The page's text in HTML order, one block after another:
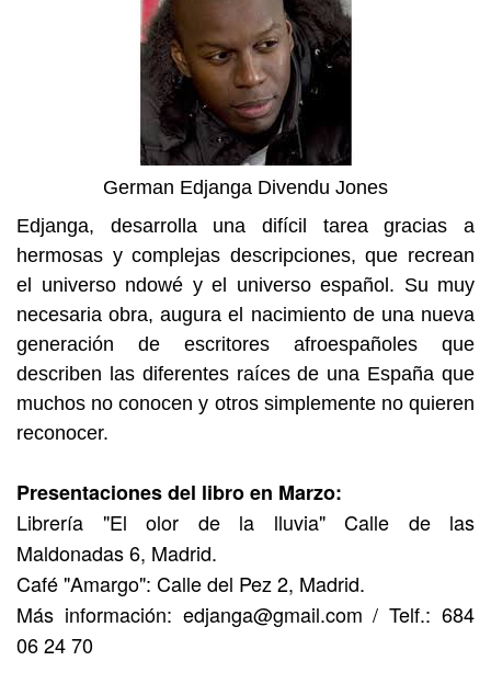
German Edjanga Divendu Jones
Edjanga, desarrolla una difícil tarea gracias a
hermosas y complejas descripciones, que recrean
el universo ndowé y el universo español. Su muy
necesaria obra, augura el nacimiento de una nueva
generación de escritores afroespañoles que
describen las diferentes raíces de una España que
muchos no conocen y otros simplemente no quieren
reconocer.
Presentaciones del libro en Marzo:
Librería "El olor de la lluvia" Calle de las
Maldonadas 6, Madrid.
Café "Amargo": Calle del Pez 2, Madrid.
Más información: edjanga@gmail.com / Telf.: 684
06 24 70